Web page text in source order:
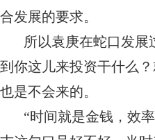
合发展的要求。
所以袁庚在蛇口发
到你这儿来投资干什么
也是不会来的。
“时间就是金钱，效